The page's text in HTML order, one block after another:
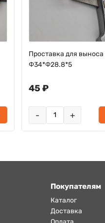
Проставка для выноса
Φ34*Φ28.8*5
45 ₽
- +
Покупателям
Каталог
Доставка